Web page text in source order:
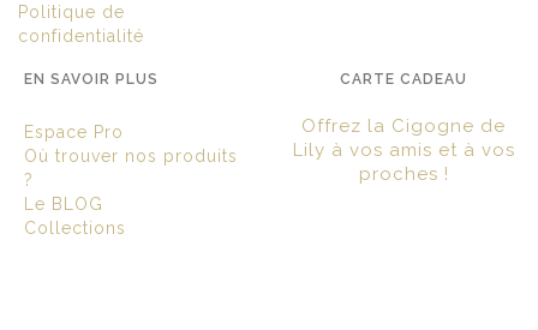
Politique de
confidentialité
EN SAVOIR PLUS
Espace Pro
Où trouver nos produits
?
Le BLOG
Collections
CARTE CADEAU
Offrez la Cigogne de
Lily à vos amis et à vos
proches !